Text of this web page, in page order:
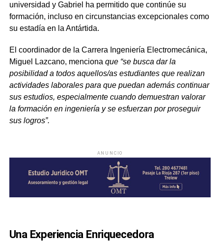
universidad y Gabriel ha permitido que continúe su
formación, incluso en circunstancias excepcionales como
su estadía en la Antártida.
El coordinador de la Carrera Ingeniería Electromecánica,
Miguel Lazcano, menciona que “se busca dar la
posibilidad a todos aquellos/as estudiantes que realizan
actividades laborales para que puedan además continuar
sus estudios, especialmente cuando demuestran valorar
la formación en ingeniería y se esfuerzan por proseguir
sus logros”.
ANUNCIO
Una Experiencia Enriquecedora